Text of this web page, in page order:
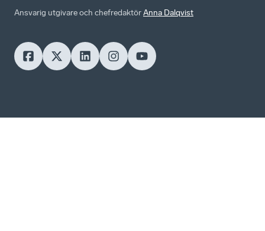
Ansvarig utgivare och chefredaktörAnna Dalqvist